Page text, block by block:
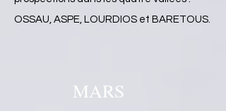
OSSAU, ASPE, LOURDIOS et BARETOUS.
MARS